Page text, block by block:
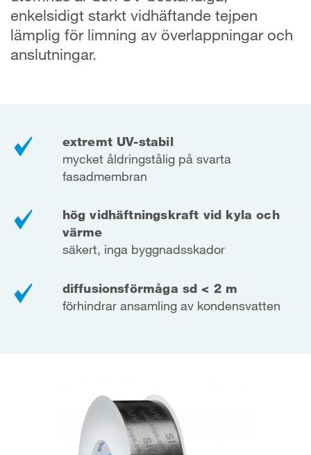
enkelsidigt starkt vidhäftande tejpen
lämplig för limning av överlappningar och
anslutningar.
extremt UV-stabil
mycket åldringstålig på svarta
fasadmembran
hög vidhäftningskraft vid kyla och
värme
säkert, inga byggnadsskador
diffusionsförmåga sd < 2 m
förhindrar ansamling av kondensvatten